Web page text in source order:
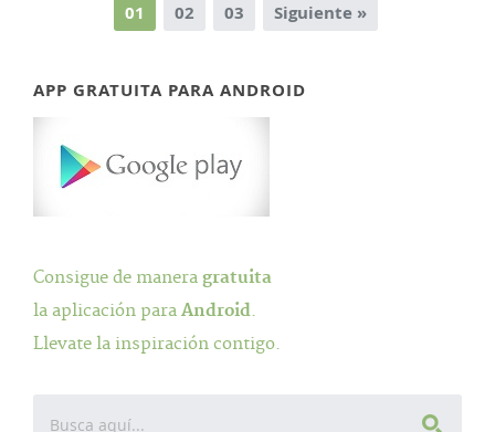
01 02 03 Siguiente »
APP GRATUITA PARA ANDROID
Consigue de manera gratuita
la aplicación para Android.
Llevate la inspiración contigo.